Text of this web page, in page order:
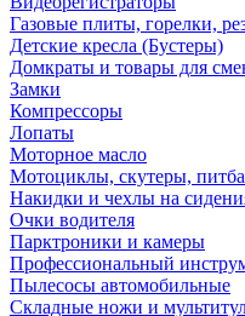
Газовые плиты, горелки,
Детские кресла (Бустеры)
Домкраты и товары для
Замки
Компрессоры
Лопаты
Моторное масло
Мотоциклы, скутеры,
Накидки и чехлы на
Очки водителя
Парктроники и камеры
Профессиональный
Пылесосы автомобильные
Складные ножи и